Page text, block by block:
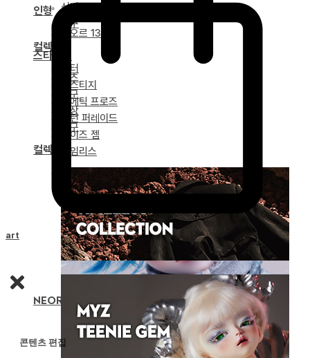
인형
네오르 13
스타일링
파츠
안구
의상
도구
컬렉션
드리티아 연대기
NEOR 13 BODY
신발
도구
컬렉션
얼터
베스티지
포에틱 프로즈
녹턴 퍼레이드
마이즈 젬
타임리스
콘텐츠 편집